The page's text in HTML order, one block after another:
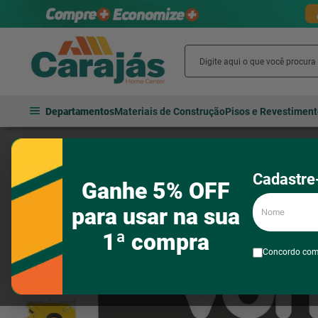
DepartamentosMateriais de ConstruçãoPisos e
Ganhe 5% OFF
para usar na sua
1ª compra
Nome
Concordo
Ferramentas